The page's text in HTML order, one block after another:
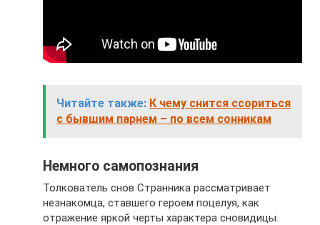
Читайте также: К чему снится ссориться
с бывшим парнем – по всем сонникам
Немного самопознания
Толкователь снов Странника рассматривает
незнакомца, ставшего героем поцелуя, как
отражение яркой черты характера сновидицы.